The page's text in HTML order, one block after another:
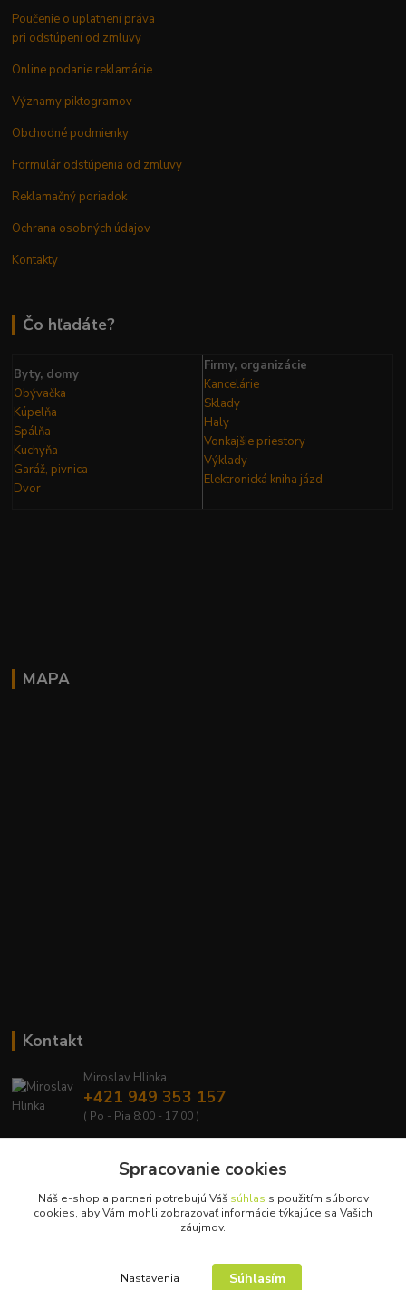
Poučenie o uplatnení práva
pri odstúpení od zmluvy
Online podanie reklamácie
Významy piktogramov
Obchodné podmienky
Formulár odstúpenia od zmluvy
Reklamačný poriadok
Ochrana osobných údajov
Kontakty
Čo hľadáte?
Byty, domy
Obývačka
Kúpelňa
Spálňa
Kuchyňa
Garáž, pivnica
Dvor
Firmy, organizácie
Kancelárie
Sklady
Haly
Vonkajšie priestory
Výklady
Elektronická kniha jázd
MAPA
Kontakt
Miroslav Hlinka
+421 949 353 157
( Po - Pia 8:00 - 17:00 )
Upravit sběr cookies.
Spracovanie cookies
Náš e-shop a partneri potrebujú Váš súhlas s použitím súborov
cookies, aby Vám mohli zobrazovať informácie týkajúce sa Vašich
záujmov.
Nastavenia Súhlasím